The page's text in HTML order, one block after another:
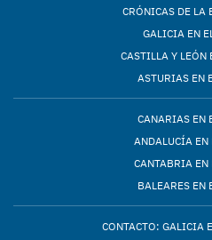
CRÓNICAS DE LA
GALICIA EN
CASTILLA Y LEÓN
ASTURIAS EN
CANARIAS EN
ANDALUCÍA EN
CANTABRIA EN
BALEARES EN
CONTACTO: GALICIA